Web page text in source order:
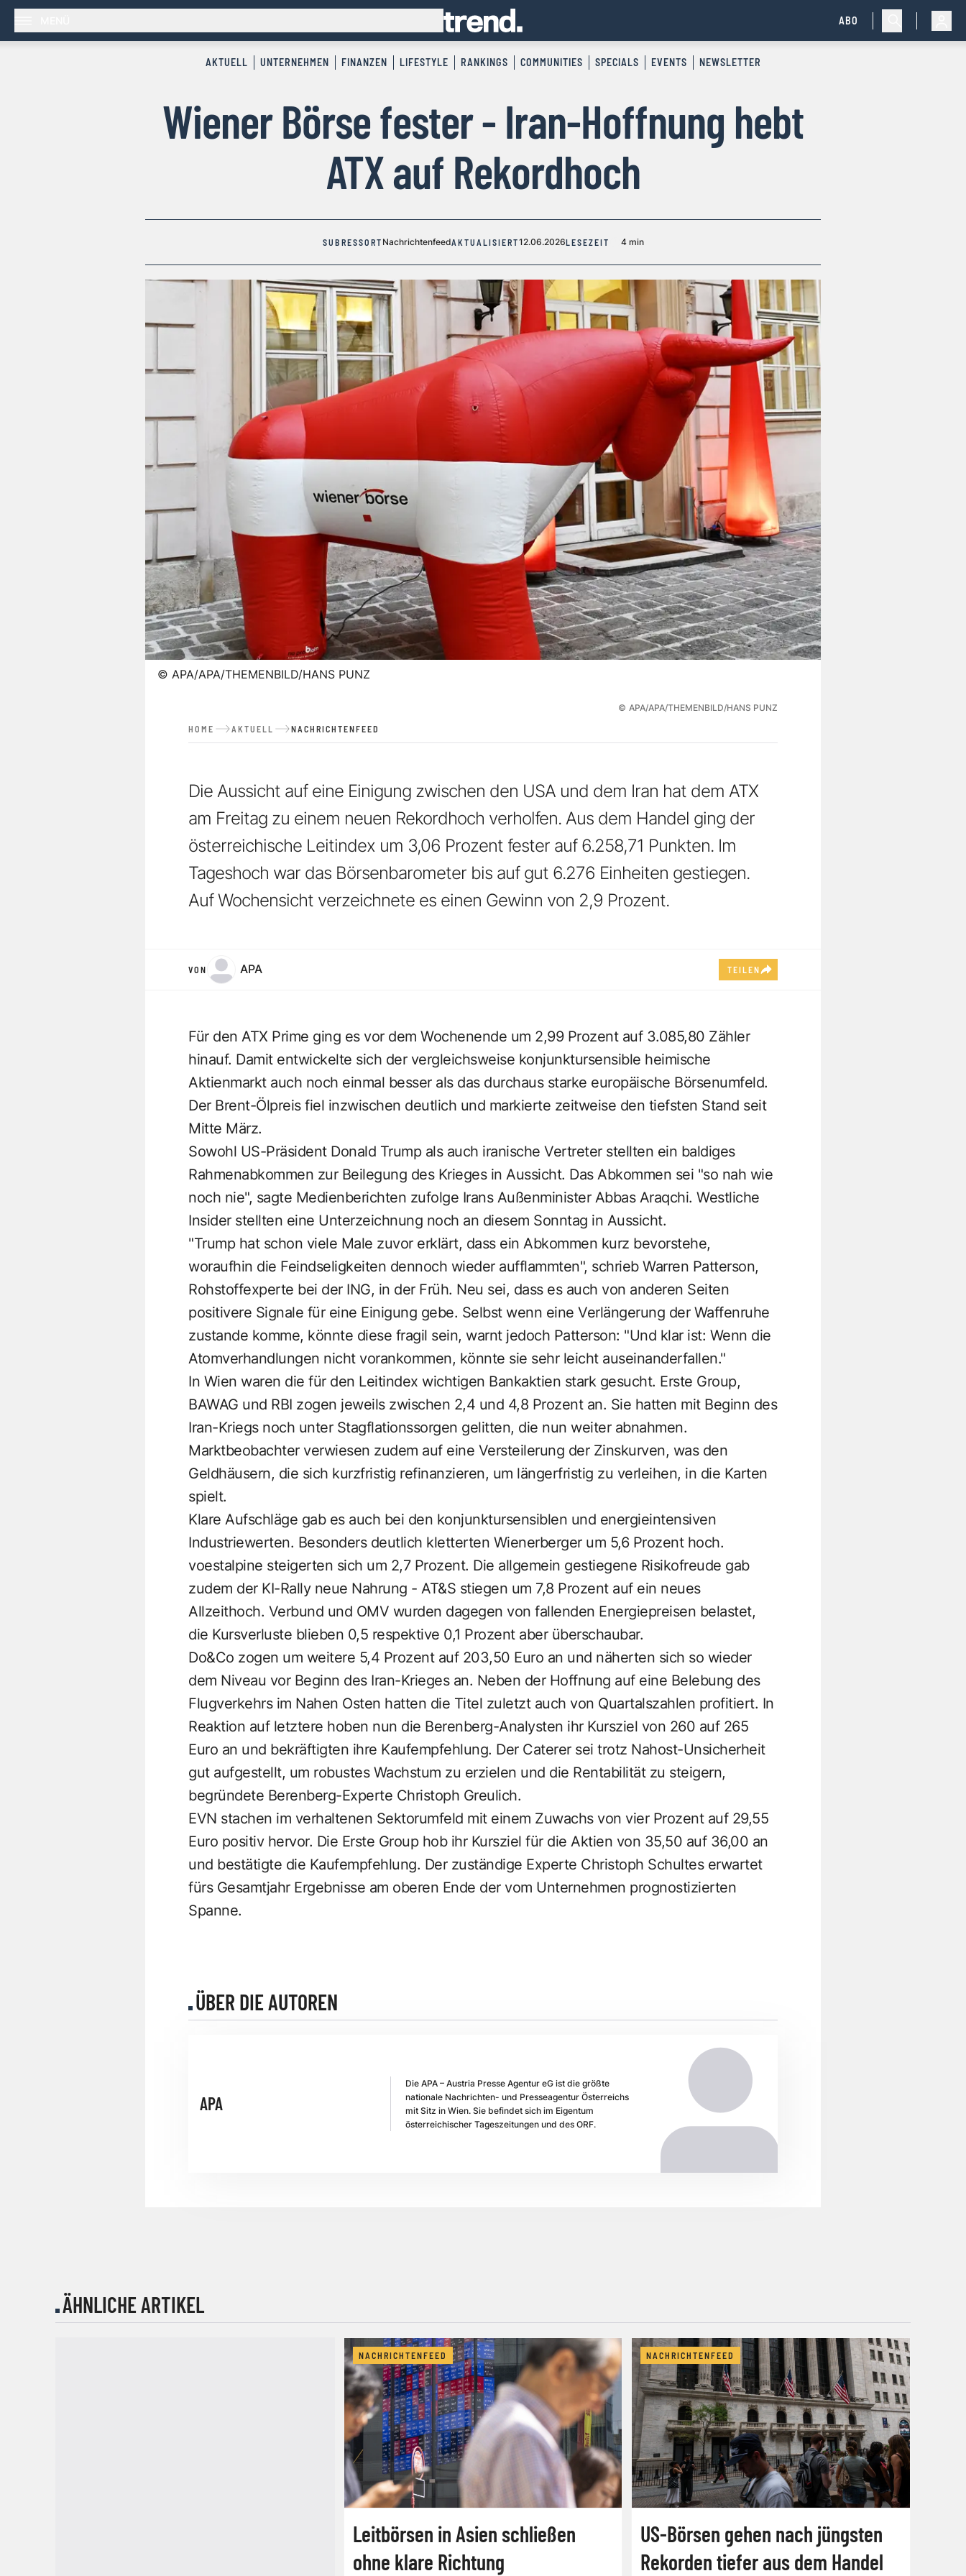
ABO
AKTUELL UNTERNEHMEN FINANZEN LIFESTYLE RANKINGS COMMUNITIES SPECIALS EVENTS NEWSLETTER
Wiener Börse fester - Iran-Hoffnung hebt
ATX auf Rekordhoch
SUBRESSORT NachrichtenfeedAKTUALISIERT12.06.2026LESEZEIT 4 min
© APA/APA/THEMENBILD/HANS PUNZ
© APA/APA/THEMENBILD/HANS PUNZ
HOME AKTUELL NACHRICHTENFEED
Die Aussicht auf eine Einigung zwischen den USA und dem Iran hat dem ATX
am Freitag zu einem neuen Rekordhoch verholfen. Aus dem Handel ging der
österreichische Leitindex um 3,06 Prozent fester auf 6.258,71 Punkten. Im
Tageshoch war das Börsenbarometer bis auf gut 6.276 Einheiten gestiegen.
Auf Wochensicht verzeichnete es einen Gewinn von 2,9 Prozent.
VON APA TEILEN
Für den ATX Prime ging es vor dem Wochenende um 2,99 Prozent auf 3.085,80 Zähler
hinauf. Damit entwickelte sich der vergleichsweise konjunktursensible heimische
Aktienmarkt auch noch einmal besser als das durchaus starke europäische Börsenumfeld.
Der Brent-Ölpreis fiel inzwischen deutlich und markierte zeitweise den tiefsten Stand seit
Mitte März.
Sowohl US-Präsident Donald Trump als auch iranische Vertreter stellten ein baldiges
Rahmenabkommen zur Beilegung des Krieges in Aussicht. Das Abkommen sei "so nah wie
noch nie", sagte Medienberichten zufolge Irans Außenminister Abbas Araqchi. Westliche
Insider stellten eine Unterzeichnung noch an diesem Sonntag in Aussicht.
"Trump hat schon viele Male zuvor erklärt, dass ein Abkommen kurz bevorstehe,
woraufhin die Feindseligkeiten dennoch wieder aufflammten", schrieb Warren Patterson,
Rohstoffexperte bei der ING, in der Früh. Neu sei, dass es auch von anderen Seiten
positivere Signale für eine Einigung gebe. Selbst wenn eine Verlängerung der Waffenruhe
zustande komme, könnte diese fragil sein, warnt jedoch Patterson: "Und klar ist: Wenn die
Atomverhandlungen nicht vorankommen, könnte sie sehr leicht auseinanderfallen."
In Wien waren die für den Leitindex wichtigen Bankaktien stark gesucht. Erste Group,
BAWAG und RBI zogen jeweils zwischen 2,4 und 4,8 Prozent an. Sie hatten mit Beginn des
Iran-Kriegs noch unter Stagflationssorgen gelitten, die nun weiter abnahmen.
Marktbeobachter verwiesen zudem auf eine Versteilerung der Zinskurven, was den
Geldhäusern, die sich kurzfristig refinanzieren, um längerfristig zu verleihen, in die Karten
spielt.
Klare Aufschläge gab es auch bei den konjunktursensiblen und energieintensiven
Industriewerten. Besonders deutlich kletterten Wienerberger um 5,6 Prozent hoch.
voestalpine steigerten sich um 2,7 Prozent. Die allgemein gestiegene Risikofreude gab
zudem der KI-Rally neue Nahrung - AT&S stiegen um 7,8 Prozent auf ein neues
Allzeithoch. Verbund und OMV wurden dagegen von fallenden Energiepreisen belastet,
die Kursverluste blieben 0,5 respektive 0,1 Prozent aber überschaubar.
Do&Co zogen um weitere 5,4 Prozent auf 203,50 Euro an und näherten sich so wieder
dem Niveau vor Beginn des Iran-Krieges an. Neben der Hoffnung auf eine Belebung des
Flugverkehrs im Nahen Osten hatten die Titel zuletzt auch von Quartalszahlen profitiert. In
Reaktion auf letztere hoben nun die Berenberg-Analysten ihr Kursziel von 260 auf 265
Euro an und bekräftigten ihre Kaufempfehlung. Der Caterer sei trotz Nahost-Unsicherheit
gut aufgestellt, um robustes Wachstum zu erzielen und die Rentabilität zu steigern,
begründete Berenberg-Experte Christoph Greulich.
EVN stachen im verhaltenen Sektorumfeld mit einem Zuwachs von vier Prozent auf 29,55
Euro positiv hervor. Die Erste Group hob ihr Kursziel für die Aktien von 35,50 auf 36,00 an
und bestätigte die Kaufempfehlung. Der zuständige Experte Christoph Schultes erwartet
fürs Gesamtjahr Ergebnisse am oberen Ende der vom Unternehmen prognostizierten
Spanne.
ÜBER DIE AUTOREN
APA
Die APA – Austria Presse Agentur eG ist die größte
nationale Nachrichten- und Presseagentur Österreichs
mit Sitz in Wien. Sie befindet sich im Eigentum
österreichischer Tageszeitungen und des ORF.
ÄHNLICHE ARTIKEL
NACHRICHTENFEED
Leitbörsen in Asien schließen
ohne klare Richtung
NACHRICHTENFEED
US-Börsen gehen nach jüngsten
Rekorden tiefer aus dem Handel